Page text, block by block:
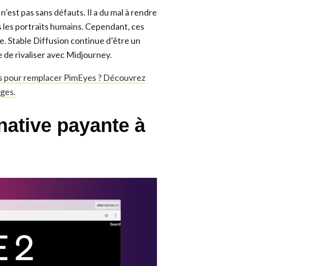
pas sans défauts. Il a du mal à rendre
portraits humains. Cependant, ces
Stable Diffusion continue d’être un
de rivaliser avec Midjourney.
remplacer PimEyes ? Découvrez
payante à